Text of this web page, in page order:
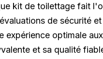
kit de toilettage fait
de sécurité
optimale
et sa qualité